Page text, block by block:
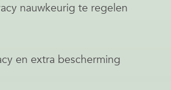
nauwkeurig te regelen
en extra bescherming